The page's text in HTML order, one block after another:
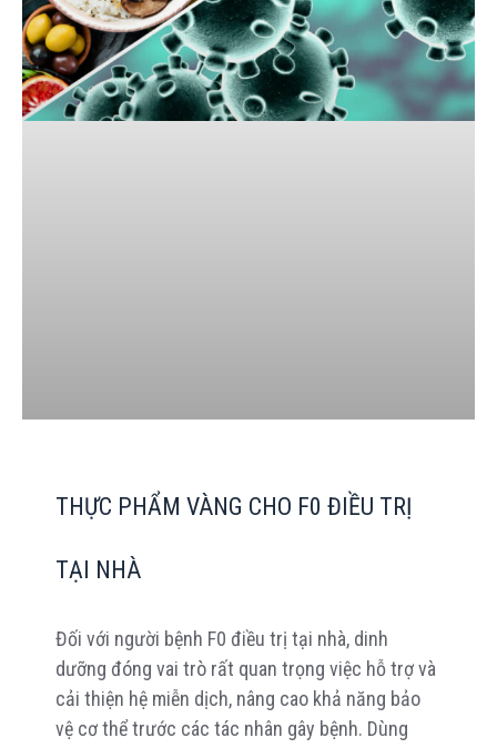
THỰC PHẨM VÀNG CHO F0 ĐIỀU TRỊ
TẠI NHÀ
Đối với người bệnh F0 điều trị tại nhà, dinh
dưỡng đóng vai trò rất quan trọng việc hỗ trợ và
cải thiện hệ miễn dịch, nâng cao khả năng bảo
vệ cơ thể trước các tác nhân gây bệnh. Dùng